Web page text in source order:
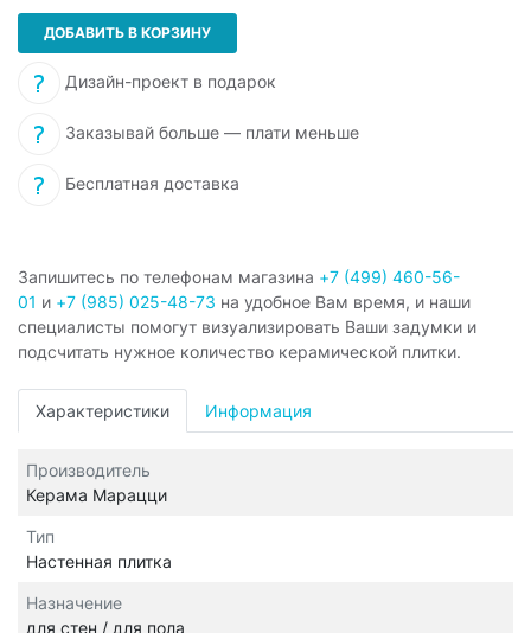
ДОБАВИТЬ В КОРЗИНУ
Дизайн-проект в подарок
Заказывай больше — плати меньше
Бесплатная доставка
Запишитесь по телефонам магазина +7 (499) 460-56-
01 и +7 (985) 025-48-73 на удобное Вам время, и наши
специалисты помогут визуализировать Ваши задумки и
подсчитать нужное количество керамической плитки.
Характеристики Информация
Производитель
Керама Марацци
Тип
Настенная плитка
Назначение
для стен / для пола